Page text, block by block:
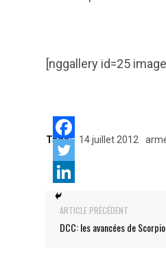
[nggallery id=25
Tags: 14 juillet 2012
ARTICLE PRÉCÉDENT
DCC: les avancées de